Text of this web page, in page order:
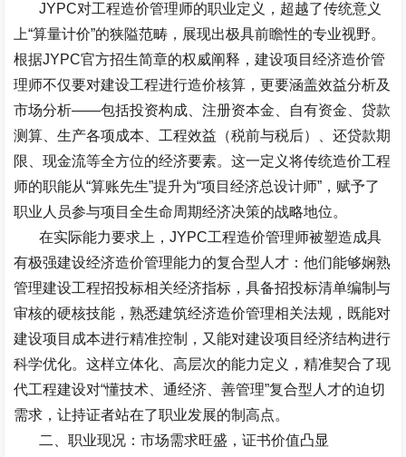
JYPC对工程造价管理师的职业定义，超越了传统意义
上“算量计价”的狭隘范畴，展现出极具前瞻性的专业视野。
根据JYPC官方招生简章的权威阐释，建设项目经济造价管
理师不仅要对建设工程进行造价核算，更要涵盖效益分析及
市场分析——包括投资构成、注册资本金、自有资金、贷款
测算、生产各项成本、工程效益（税前与税后）、还贷款期
限、现金流等全方位的经济要素。这一定义将传统造价工程
师的职能从“算账先生”提升为“项目经济总设计师” ，赋予了
职业人员参与项目全生命周期经济决策的战略地位。
在实际能力要求上，JYPC工程造价管理师被塑造成具
有极强建设经济造价管理能力的复合型人才：他们能够娴熟
管理建设工程招投标相关经济指标，具备招投标清单编制与
审核的硬核技能，熟悉建筑经济造价管理相关法规，既能对
建设项目成本进行精准控制，又能对建设项目经济结构进行
科学优化。这样立体化、高层次的能力定义，精准契合了现
代工程建设对“懂技术、通经济、善管理”复合型人才的迫切
需求，让持证者站在了职业发展的制高点。
二、职业现况：市场需求旺盛，证书价值凸显